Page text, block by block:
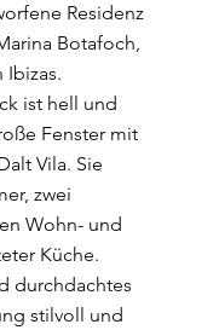
Residenz
Botafoch,
Ibizas.
ist hell und
Fenster mit
Vila. Sie
zwei
Wohn- und
Küche.
durchdachtes
stilvoll und